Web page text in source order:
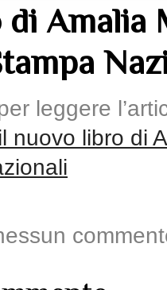
Amalia
leggere
nuovo libro di